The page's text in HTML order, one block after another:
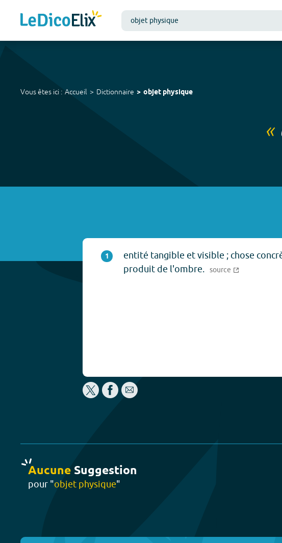
Vous êtes ici : Accueil Dictionnaire objet physique
«
1
entité tangible et visible ; chose
produit de l'ombre. source
Aucune Suggestion
pour "objet physique"